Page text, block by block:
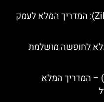
אטרקציות בעמק צילר (Zillertal): המדריך המלא לעמק
לחופשה מושלמת
אטרקציות בעמק אוץ (Ötztal) – המדריך המלא